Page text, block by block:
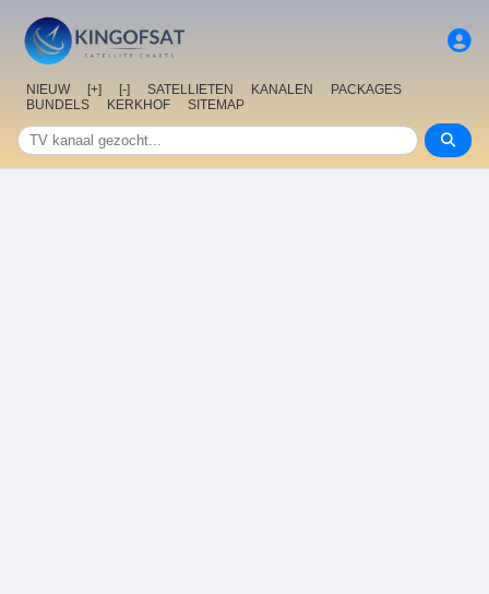
NIEUW [+] [-] SATELLIETEN KANALEN
PACKAGES
BUNDELS
KERKHOF SITEMAP